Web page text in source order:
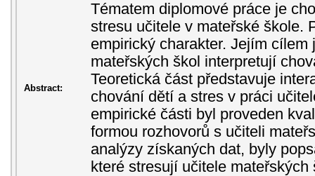
Abstract:
Tématem diplomové práce je
stresu učitele v mateřské škole.
empirický charakter. Jejím cílem
mateřských škol interpretují
Teoretická část představuje
chování dětí a stres v práci
empirické části byl proveden
formou rozhovorů s učiteli
analýzy získaných dat, byly
které stresují učitele mateřských